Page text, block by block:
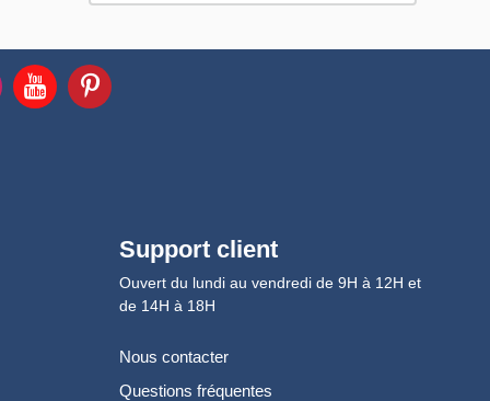
Support client
Ouvert du lundi au vendredi de 9H à 12H et
de 14H à 18H
Nous contacter
Questions fréquentes